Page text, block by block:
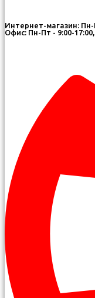
Интернет-магазин: Пн-
Офис: Пн-Пт - 9:00-17:00,